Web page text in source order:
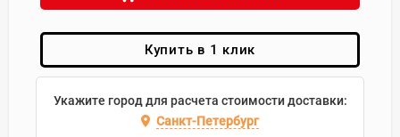
Купить в 1 клик
Укажите город для расчета стоимости доставки:
Санкт-Петербург